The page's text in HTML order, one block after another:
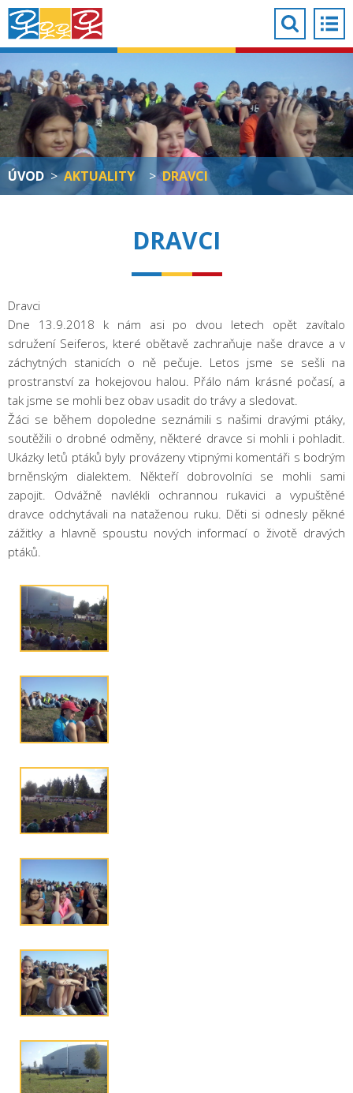
ÚVOD > AKTUALITY > DRAVCI
DRAVCI
Dravci
Dne 13.9.2018 k nám asi po dvou letech opět zavítalo
sdružení Seiferos, které obětavě zachraňuje naše dravce a v
záchytných stanicích o ně pečuje. Letos jsme se sešli na
prostranství za hokejovou halou. Přálo nám krásné počasí, a
tak jsme se mohli bez obav usadit do trávy a sledovat.
Žáci se během dopoledne seznámili s našimi dravými ptáky,
soutěžili o drobné odměny, některé dravce si mohli i pohladit.
Ukázky letů ptáků byly provázeny vtipnými komentáři s bodrým
brněnským dialektem. Někteří dobrovolníci se mohli sami
zapojit. Odvážně navlékli ochrannou rukavici a vypuštěné
dravce odchytávali na nataženou ruku. Děti si odnesly pěkné
zážitky a hlavně spoustu nových informací o životě dravých
ptáků.